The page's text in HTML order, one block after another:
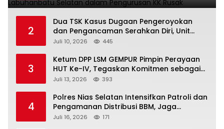
2
Dua TSK Kasus Dugaan Pengeroyokan
dan Pengancaman Serahkan Diri, Unit
Reskrim Polsek Lolowau Tuntaskan
Juli 10, 2026 445
3
Ketum DPP LSM GEMPUR Pimpin Perayaan
HUT Ke-IV, Tegaskan Komitmen sebagai
Mitra Pemerintah dan Corong Aspirasi
Juli 13, 2026 393
4
Polres Nias Selatan Intensifkan Patroli dan
Pengamanan Distribusi BBM, Jaga
Ketertiban di SPBU
Juli 16, 2026 171